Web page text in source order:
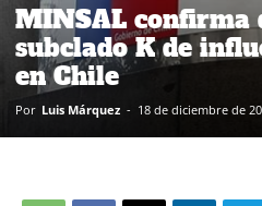
MINSAL confirma
subclado K de
en Chile
Por Luis Márquez - 18 de diciembre de